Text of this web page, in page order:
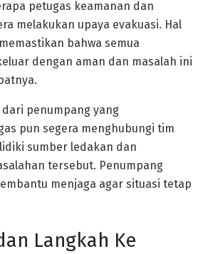
petugas keamanan dan
melakukan upaya evakuasi. Hal
bahwa semua
dengan aman dan masalah ini
penumpang yang
pun segera menghubungi tim
sumber ledakan dan
tersebut. Penumpang
menjaga agar situasi tetap
Langkah Ke